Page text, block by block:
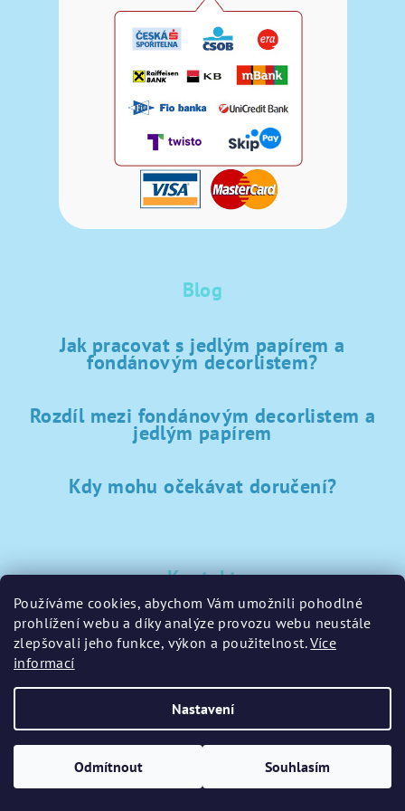
Používáme cookies, abychom Vám umožnili pohodlné
prohlížení webu a díky analýze provozu webu neustále
zlepšovali jeho funkce, výkon a použitelnost.Více
informací
Nastavení
Odmítnout Souhlasím
Blog
Jak pracovat s jedlým papírem a
fondánovým decorlistem?
Rozdíl mezi fondánovým decorlistem a
jedlým papírem
Kdy mohu očekávat doručení?
Kontakt
sklad@sladke-potreby.cz
+420 797728283
Upravit nastavení cookies
Vytvořil Shoptet